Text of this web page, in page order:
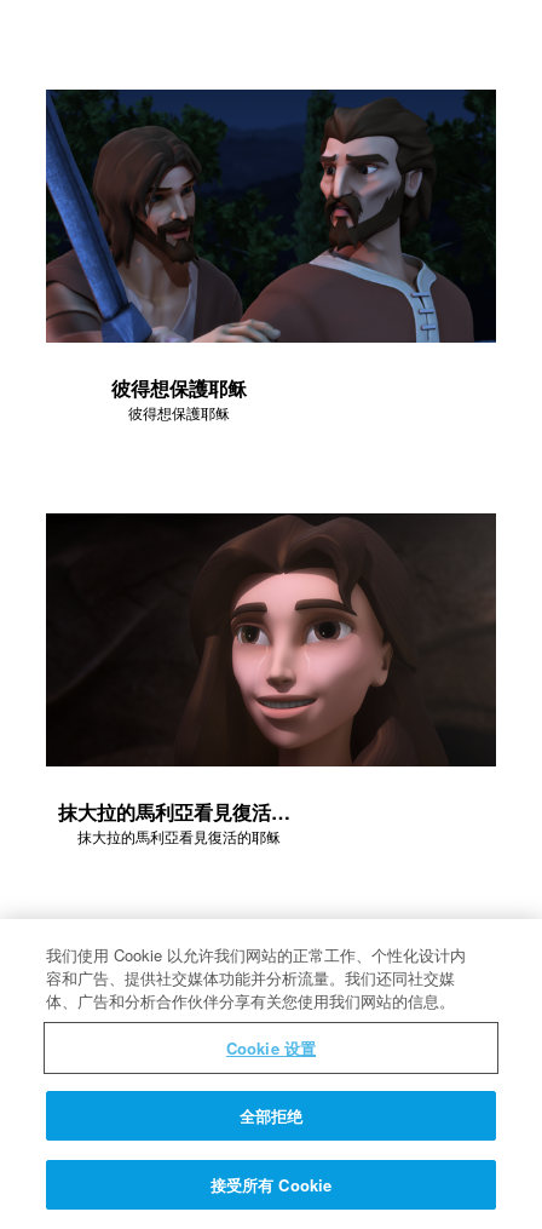
彼得想保護耶稣
彼得想保護耶稣
抹大拉的馬利亞看見復活的耶稣
抹大拉的馬利亞看見復活的耶稣
我们使用 Cookie 以允许我们网站的正常工作、个性化设计内
容和广告、提供社交媒体功能并分析流量。我们还同社交媒
体、广告和分析合作伙伴分享有关您使用我们网站的信息。
Cookie 设置
全部拒绝
接受所有 Cookie